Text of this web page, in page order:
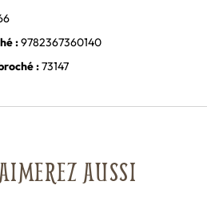
:9782367360140
:73147
AUSSI